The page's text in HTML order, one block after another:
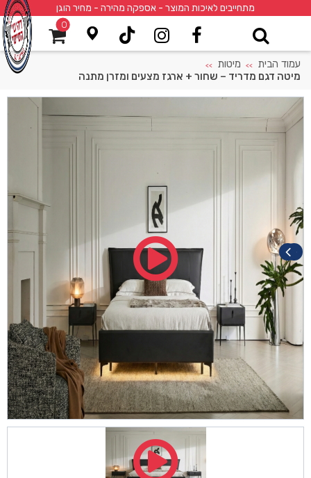
מתחייבים לאיכות המוצר - אספקה מהירה - מחיר הוגן
0
עמוד הבית >> מיטות >>
מיטה דגם מדריד – שחור + ארגז מצעים ומזרן מתנה